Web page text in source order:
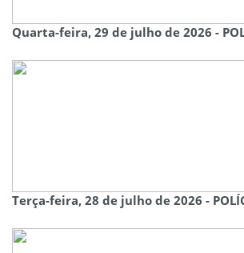
Quarta-feira, 29 de julho de 2026 -
Terça-feira, 28 de julho de 2026 -